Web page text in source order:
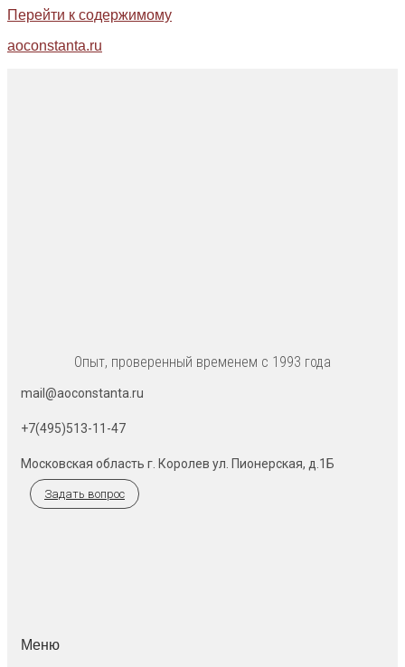
Перейти к содержимому
aoconstanta.ru
Опыт, проверенный временем с 1993 года
mail@aoconstanta.ru
+7(495)513-11-47
Московская область г. Королев ул. Пионерская, д.1Б
Задать вопрос
Меню